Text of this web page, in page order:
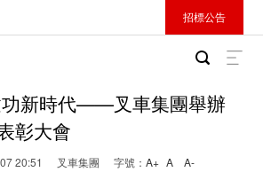
招標公告
功新時代——叉車集團舉辦
彰大會
20:51 叉車集團 字號： A+ A A-